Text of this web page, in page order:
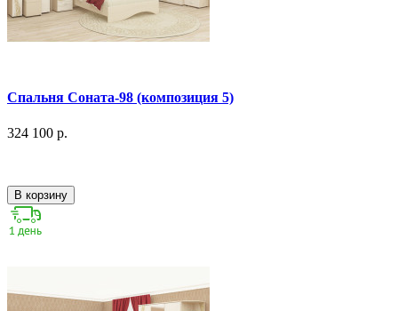
Спальня Соната-98 (композиция 5)
324 100 р.
В корзину